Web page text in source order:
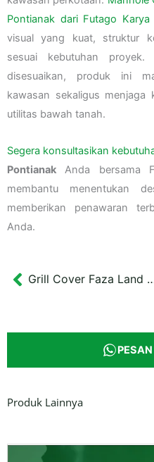
Pontianak dari Futago Karya
visual yang kuat, struktur
sesuai kebutuhan
disesuaikan, produk ini
kawasan sekaligus menjaga
utilitas bawah tanah.
Segera konsultasikan
Pontianak Anda bersama
membantu menentukan
memberikan penawaran
Anda.
Prev Grill Cover
Produk Lainnya